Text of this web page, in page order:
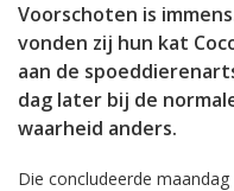
Voorschoten is
vonden zij hun kat
aan de
dag later bij de
waarheid anders.
Die concludeerde